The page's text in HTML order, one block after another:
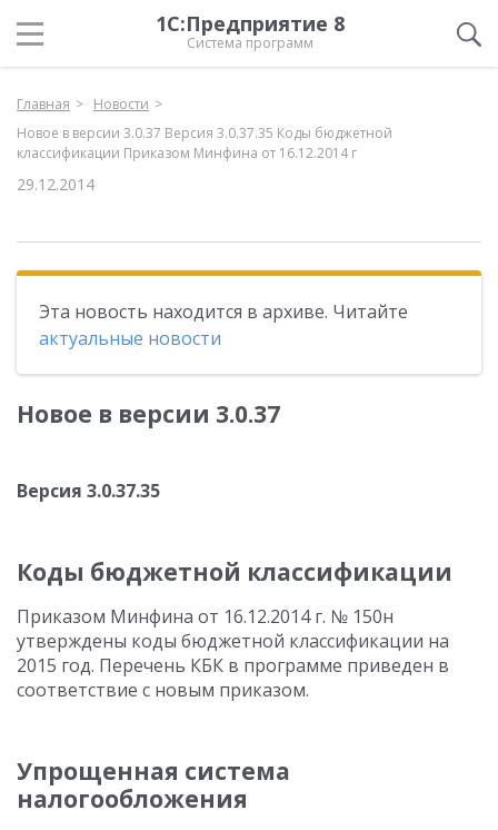
1С:Предприятие 8
Система программ
Главная
Новости
Новое в версии 3.0.37 Версия 3.0.37.35 Коды бюджетной
классификации Приказом Минфина от 16.12.2014 г
29.12.2014
Эта новость находится в архиве. Читайте
актуальные новости
Новое в версии 3.0.37
Версия 3.0.37.35
Коды бюджетной классификации
Приказом Минфина от 16.12.2014 г. № 150н
утверждены коды бюджетной классификации на
2015 год. Перечень КБК в программе приведен в
соответствие с новым приказом.
Упрощенная система
налогообложения